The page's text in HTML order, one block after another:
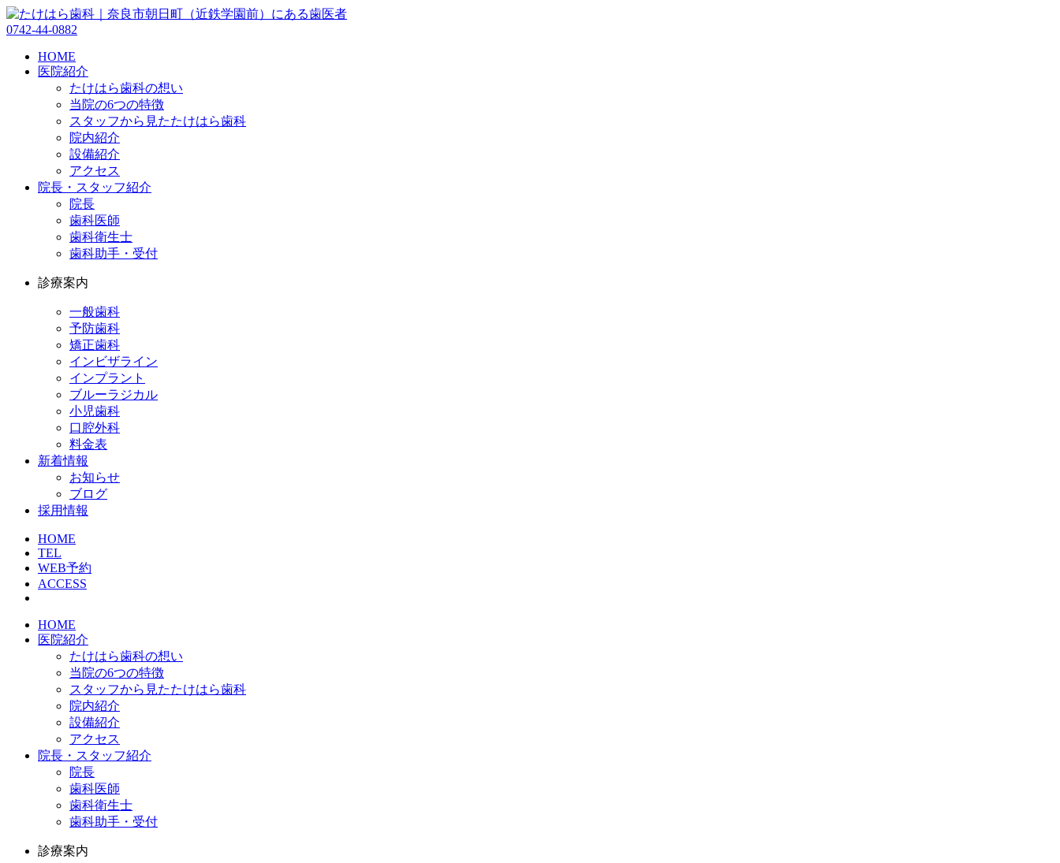
0742-44-0882
HOME
医院紹介
たけはら歯科の想い
当院の6つの特徴
スタッフから見たたけはら歯科
院内紹介
設備紹介
アクセス
院長・スタッフ紹介
院長
歯科医師
歯科衛生士
歯科助手・受付
診療案内
一般歯科
予防歯科
矯正歯科
インビザライン
インプラント
ブルーラジカル
小児歯科
口腔外科
料金表
新着情報
お知らせ
ブログ
採用情報
HOME
TEL
WEB予約
ACCESS
HOME
医院紹介
たけはら歯科の想い
当院の6つの特徴
スタッフから見たたけはら歯科
院内紹介
設備紹介
アクセス
院長・スタッフ紹介
院長
歯科医師
歯科衛生士
歯科助手・受付
診療案内